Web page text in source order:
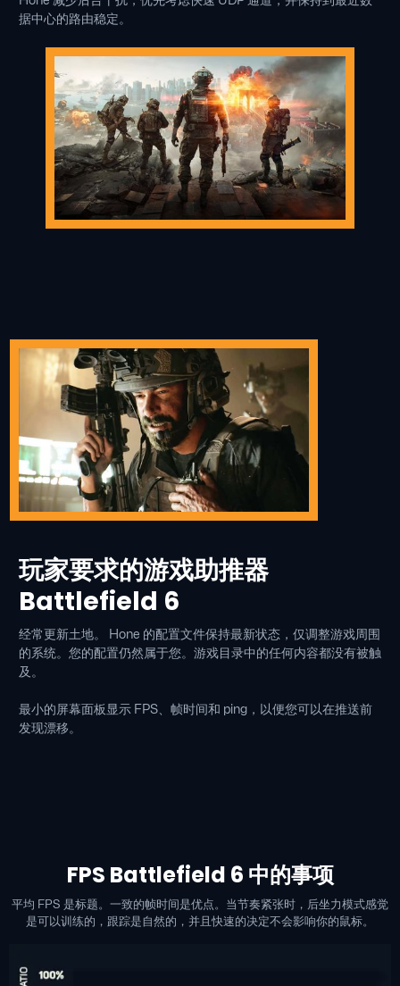
据中心的路由稳定。
玩家要求的游戏助推器
Battlefield 6
经常更新土地。 Hone 的配置文件保持最新状态，仅调整游戏周围
的系统。您的配置仍然属于您。游戏目录中的任何内容都没有被触
及。
最小的屏幕面板显示 FPS、帧时间和 ping，以便您可以在推送前
发现漂移。
FPS Battlefield 6 中的事项
平均 FPS 是标题。一致的帧时间是优点。当节奏紧张时，后坐力模式感觉
是可以训练的，跟踪是自然的，并且快速的决定不会影响你的鼠标。